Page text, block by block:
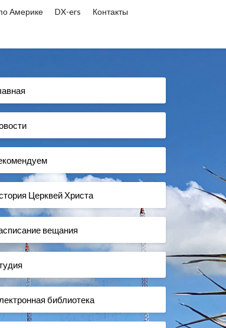
Америке DX-ers Контакты
Церквей Христа
вещания
библиотека